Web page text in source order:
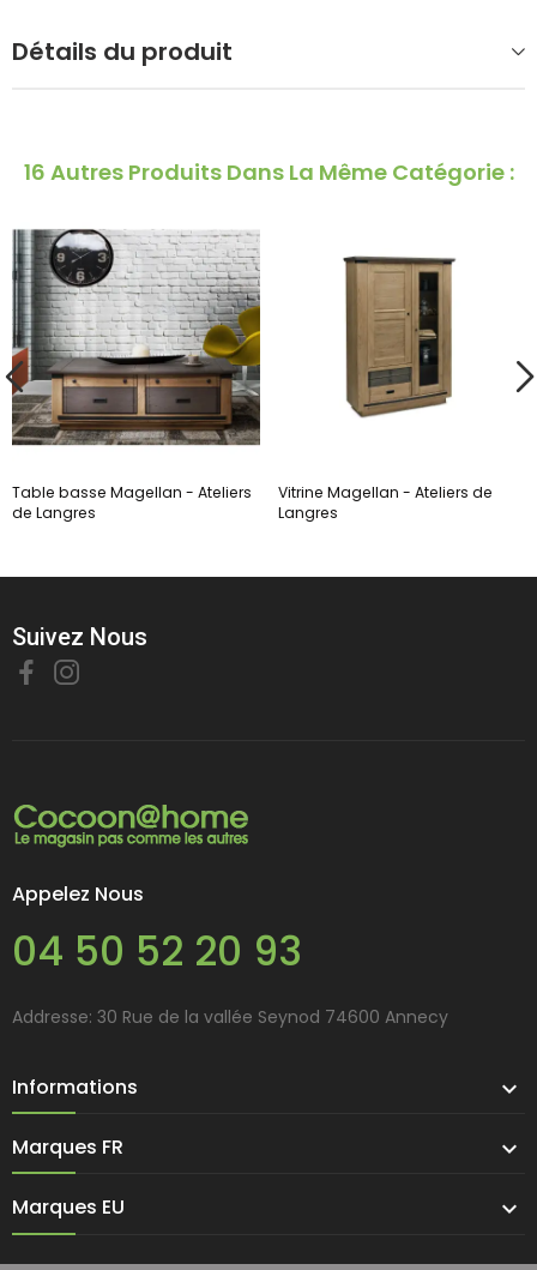
Détails du produit
16 Autres Produits Dans La Même Catégorie :
Table basse Magellan - Ateliers
de Langres
Vitrine Magellan - Ateliers de
Langres
Suivez Nous
Appelez Nous
04 50 52 20 93
Addresse: 30 Rue de la vallée Seynod 74600 Annecy
Informations 
Marques FR 
Marques EU 